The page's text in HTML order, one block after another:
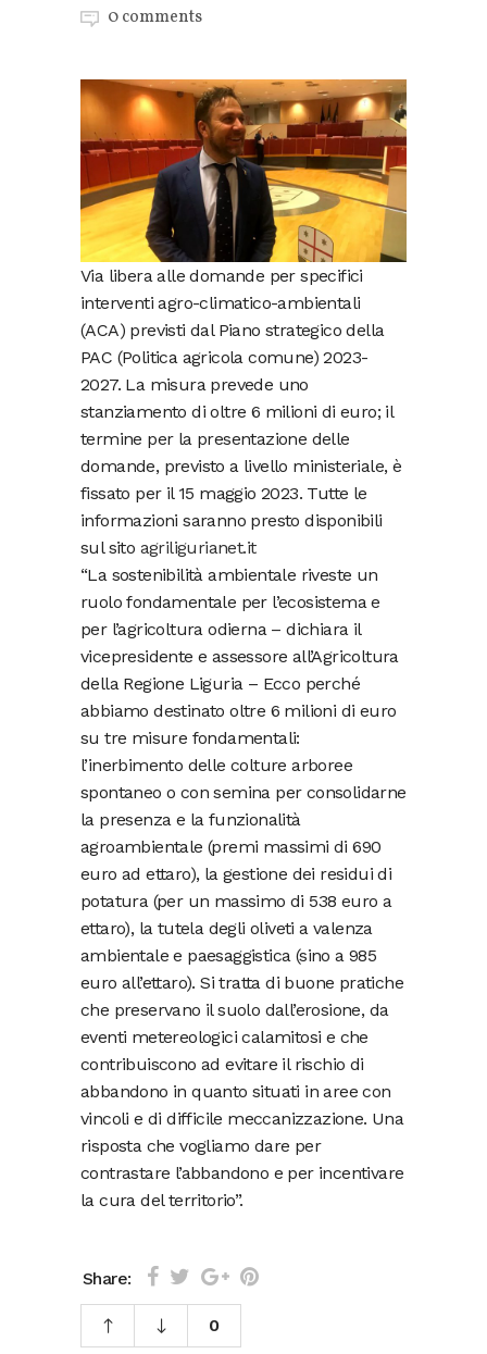
0 comments
Via libera alle domande per specifici
interventi agro-climatico-ambientali
(ACA) previsti dal Piano strategico della
PAC (Politica agricola comune) 2023-
2027. La misura prevede uno
stanziamento di oltre 6 milioni di euro; il
termine per la presentazione delle
domande, previsto a livello ministeriale, è
fissato per il 15 maggio 2023. Tutte le
informazioni saranno presto disponibili
sul sito agriligurianet.it
“La sostenibilità ambientale riveste un
ruolo fondamentale per l’ecosistema e
per l’agricoltura odierna – dichiara il
vicepresidente e assessore all’Agricoltura
della Regione Liguria – Ecco perché
abbiamo destinato oltre 6 milioni di euro
su tre misure fondamentali:
l’inerbimento delle colture arboree
spontaneo o con semina per consolidarne
la presenza e la funzionalità
agroambientale (premi massimi di 690
euro ad ettaro), la gestione dei residui di
potatura (per un massimo di 538 euro a
ettaro), la tutela degli oliveti a valenza
ambientale e paesaggistica (sino a 985
euro all’ettaro). Si tratta di buone pratiche
che preservano il suolo dall’erosione, da
eventi metereologici calamitosi e che
contribuiscono ad evitare il rischio di
abbandono in quanto situati in aree con
vincoli e di difficile meccanizzazione. Una
risposta che vogliamo dare per
contrastare l’abbandono e per incentivare
la cura del territorio”.
Share:
0